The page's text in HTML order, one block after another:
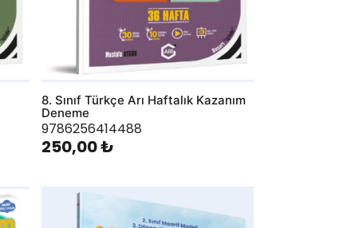
8. Sınıf Türkçe Arı Haftalık Kazanım
Deneme
9786256414488
250,00 ₺
AddToWishlist